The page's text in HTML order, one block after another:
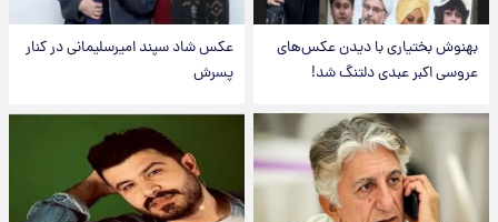
بهنوش بختیاری با دیدن عکس‌های
عروسی اکبر عبدی دلتنگ شد!
عکس شاد سپند امیرسلیمانی در کنار
پسرش